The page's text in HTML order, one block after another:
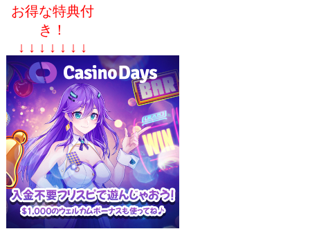
お得な特典付
き！
↓ ↓ ↓ ↓ ↓ ↓ ↓